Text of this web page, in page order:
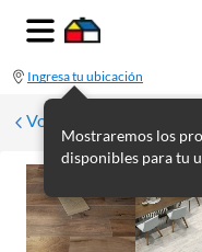
Ingresa tu ubicación
Mostraremos los
disponibles para tu
Volver